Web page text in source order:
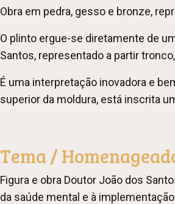
Obra em pedra, gesso e bronze,
O plinto ergue-se diretamente de
Santos, representado a partir
É uma interpretação inovadora e
superior da moldura, está inscrita
Tema /
Figura e obra Doutor João dos
da saúde mental e à